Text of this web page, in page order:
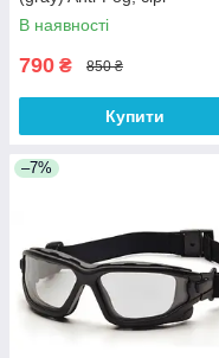
В наявності
790 ₴ 850 ₴
Купити
–7%